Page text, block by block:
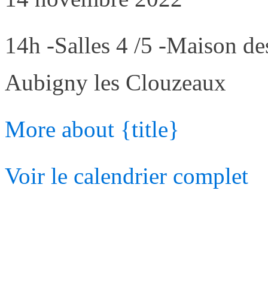
14h -Salles 4 /5 -Maison
Aubigny les Clouzeaux
More about {title}
Voir le calendrier complet